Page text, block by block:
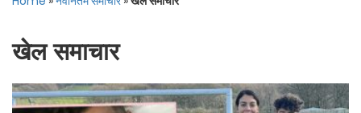
खेल समाचार